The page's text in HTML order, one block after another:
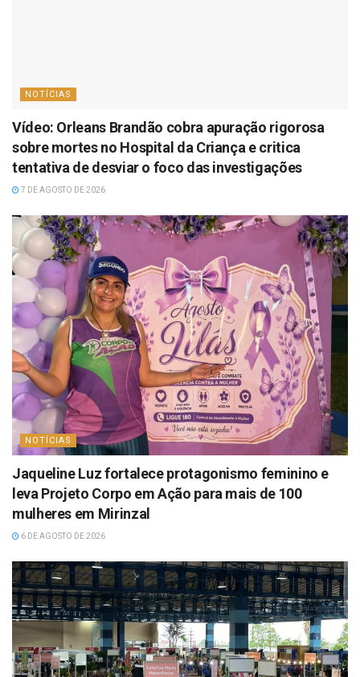
NOTÍCIAS
Vídeo: Orleans Brandão cobra apuração rigorosa
sobre mortes no Hospital da Criança e critica
tentativa de desviar o foco das investigações
7 DE AGOSTO DE 2026
NOTÍCIAS
Jaqueline Luz fortalece protagonismo feminino e
leva Projeto Corpo em Ação para mais de 100
mulheres em Mirinzal
6 DE AGOSTO DE 2026